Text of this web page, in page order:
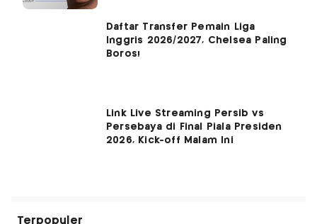
Daftar Transfer Pemain Liga
Inggris 2026/2027, Chelsea Paling
Boros!
Link Live Streaming Persib vs
Persebaya di Final Piala Presiden
2026, Kick-off Malam Ini
Terpopuler